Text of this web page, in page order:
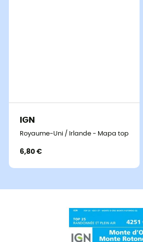
IGN
Royaume-Uni / Irlande - Mapa
6,80 €